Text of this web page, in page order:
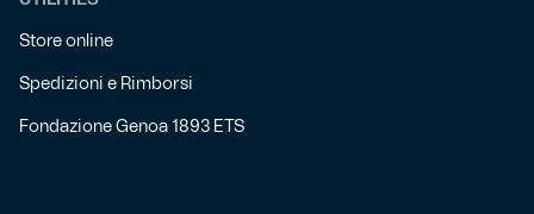
Store online
Spedizioni e Rimborsi
Fondazione Genoa 1893 ETS